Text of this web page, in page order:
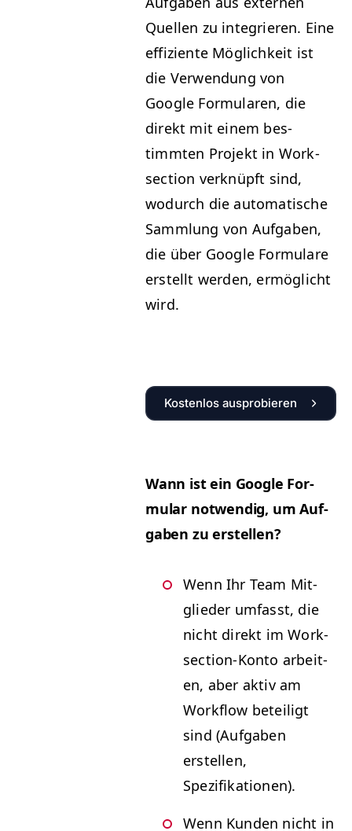
Quellen zu inte­gri­eren. Eine
effiziente Möglichkeit ist
die Ver­wen­dung von
Google For­mu­la­ren, die
direkt mit einem bes­
timmten Pro­jekt in Work­
sec­tion verknüpft sind,
wodurch die automa­tis­che
Samm­lung von Auf­gaben,
die über Google For­mu­la­re
erstellt wer­den, ermöglicht
wird.
Kostenlos ausprobieren
Wann ist ein Google For­
mu­lar notwendig, um Auf­
gaben zu erstellen?
Wenn Ihr Team Mit­
glieder umfasst, die
nicht direkt im Work­
sec­tion-Kon­to arbeit­
en, aber aktiv am
Work­flow beteiligt
sind (Auf­gaben
erstellen,
Spezifikationen).
Wenn Kun­den nicht in